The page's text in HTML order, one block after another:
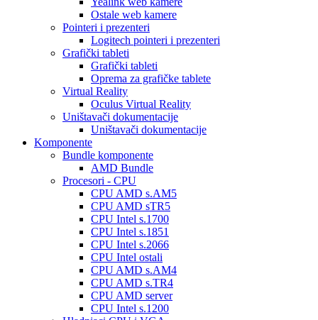
Ostale web kamere
Pointeri i prezenteri
Logitech pointeri i prezenteri
Grafički tableti
Grafički tableti
Oprema za grafičke tablete
Virtual Reality
Oculus Virtual Reality
Uništavači dokumentacije
Uništavači dokumentacije
Komponente
Bundle komponente
AMD Bundle
Procesori - CPU
CPU AMD s.AM5
CPU AMD sTR5
CPU Intel s.1700
CPU Intel s.1851
CPU Intel s.2066
CPU Intel ostali
CPU AMD s.AM4
CPU AMD s.TR4
CPU AMD server
CPU Intel s.1200